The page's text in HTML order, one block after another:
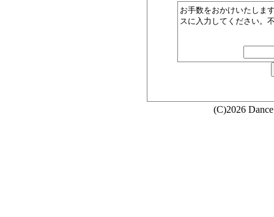
お手数をおかけいたしま
スに入力してください。
(C)2026